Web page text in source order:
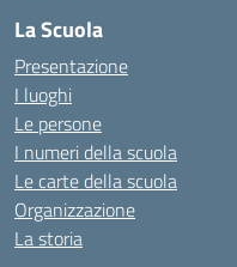
La Scuola
Presentazione
I luoghi
Le persone
I numeri della scuola
Le carte della scuola
Organizzazione
La storia